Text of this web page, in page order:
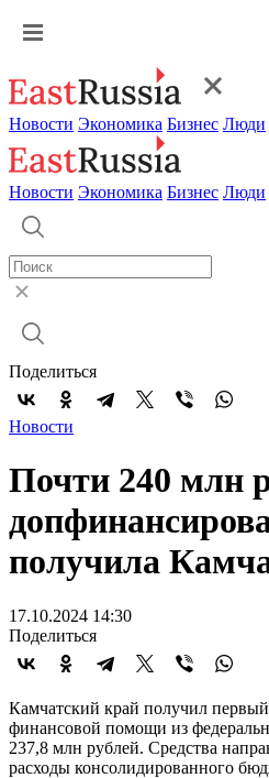
Новости Экономика Бизнес Люди
Новости Экономика Бизнес Люди
Поделиться
Новости
Почти 240 млн
получила
17.10.2024 14:30
Поделиться
Камчатский край получил
финансовой помощи из
237,8 млн рублей. Средства
расходы консолидированного